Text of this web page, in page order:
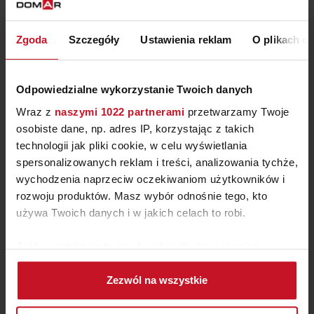
Zgoda Szczegóły Ustawienia reklam O plikach
Odpowiedzialne wykorzystanie Twoich danych
Wraz z naszymi 1022 partnerami przetwarzamy Twoje
osobiste dane, np. adres IP, korzystając z takich
technologii jak pliki cookie, w celu wyświetlania
spersonalizowanych reklam i treści, analizowania tychże,
wychodzenia naprzeciw oczekiwaniom użytkowników i
rozwoju produktów. Masz wybór odnośnie tego, kto
używa Twoich danych i w jakich celach to robi.
Jeśli wyrazisz na to zgodę, chcielibyśmy również:
Gromadzić dane dotyczące Twojej lokalizacji
geograficznej z dokładnością nawet do kilku metrów
Identyfikować Twoje urządzenie, aktywnie
Zezwól na wszystkie
SZTUĆCE RIVIERA BUGATTI
ZAPYTAJ O CENĘ W SALONIE